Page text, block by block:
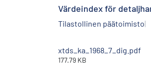
Värdeindex för
Tilastollinen päätoimisto
xtds_ka_1968_7_dig.pdf
177.79 KB